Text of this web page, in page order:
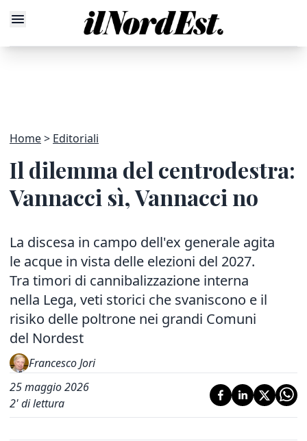
Home Editoriali
Il dilemma del centrodestra:
Vannacci sì, Vannacci no
La discesa in campo dell'ex generale agita
le acque in vista delle elezioni del 2027.
Tra timori di cannibalizzazione interna
nella Lega, veti storici che svaniscono e il
risiko delle poltrone nei grandi Comuni
del Nordest
Francesco Jori
25 maggio 2026
2' di lettura